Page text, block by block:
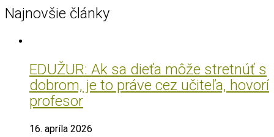
Najnovšie články
EDUŽUR: Ak sa dieťa môže stretnúť s
dobrom, je to práve cez učiteľa, hovorí
profesor
16. apríla 2026